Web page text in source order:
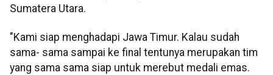
Sumatera Utara.
"Kami siap menghadapi Jawa Timur. Kalau sudah
sama- sama sampai ke final tentunya merupakan tim
yang sama sama siap untuk merebut medali emas.